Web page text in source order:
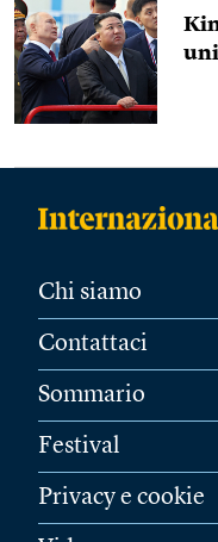
Chi siamo
Contattaci
Sommario
Festival
Privacy e cookie